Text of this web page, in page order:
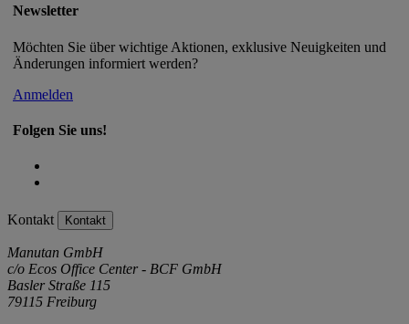
Newsletter
Möchten Sie über wichtige Aktionen, exklusive Neuigkeiten und
Änderungen informiert werden?
Anmelden
Folgen Sie uns!
Kontakt Kontakt
Manutan GmbH
c/o Ecos Office Center - BCF GmbH
Basler Straße 115
79115 Freiburg